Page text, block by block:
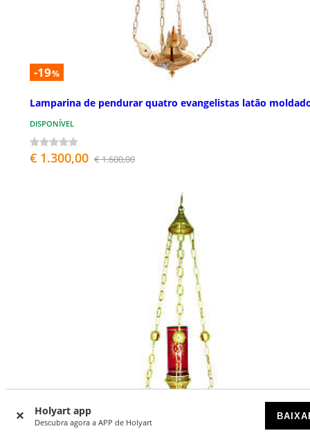
Holyart app
Descubra agora a APP de Holyart
-19%
Lamparina de pendurar quatro evangelistas latão
DISPONÍVEL
€ 1.300,00 € 1.600,00